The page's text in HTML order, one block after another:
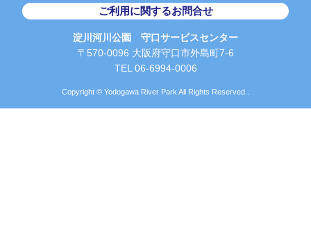
ご利用に関するお問合せ
淀川河川公園 守口サービスセンター
〒570-0096 大阪府守口市外島町7-6
TEL 06-6994-0006
Copyright © Yodogawa River Park All Rights Reserved..